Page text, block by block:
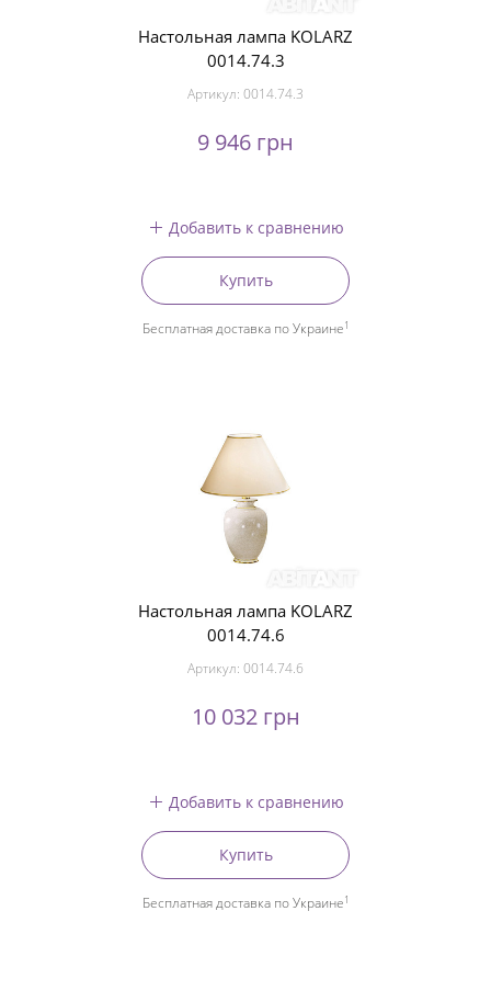
Настольная лампа KOLARZ
0014.74.3
Артикул: 0014.74.3
9 946 грн
Добавить к сравнению
Купить
Бесплатная доставка по Украине1
Настольная лампа KOLARZ
0014.74.6
Артикул: 0014.74.6
10 032 грн
Добавить к сравнению
Купить
Бесплатная доставка по Украине1